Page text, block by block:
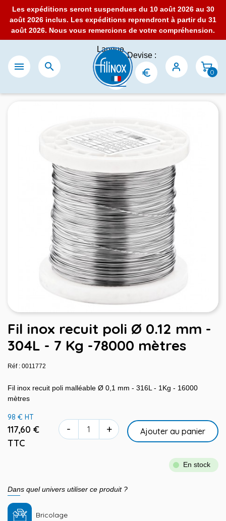
Les expéditions seront suspendues du 10 août 2026 au 30
août 2026 inclus. Les expéditions reprendront à partir du 31
août 2026. Nous vous remercions de votre compréhension.
 
Langue
:
Devise :
0
Fil inox recuit poli Ø 0.12 mm -
304L - 7 Kg -78000 mètres
Réf : 0011772
Fil inox recuit poli malléable Ø 0,1 mm - 316L - 1Kg - 16000
mètres
98 € HT
117,60 €
TTC
- + Ajouter au panier
En stock
Dans quel univers utiliser ce produit ?
Bricolage